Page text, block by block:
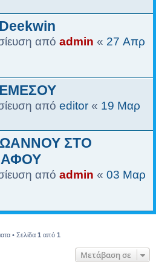
από admin « 27 Απρ
από editor « 19 Μαρ
ΣΤΟ
από admin « 03 Μαρ
• Σελίδα 1 από 1
Μετάβαση σε